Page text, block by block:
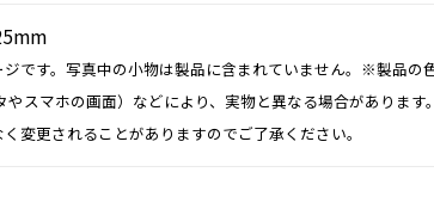
です。写真中の小物は製品に含まれていません。※製品の
やスマホの画面）などにより、実物と異なる場合がありま
変更されることがありますのでご了承ください。